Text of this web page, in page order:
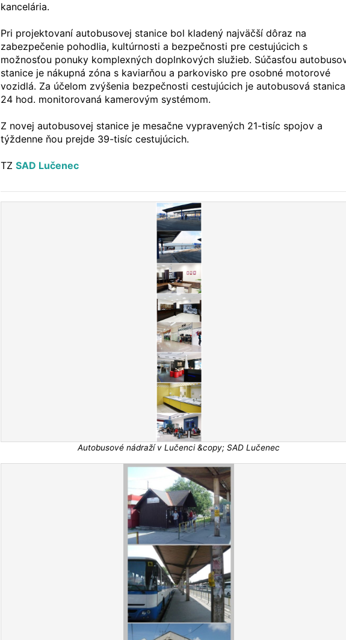
kancelária.
Pri projektovaní autobusovej stanice bol kladený najväčší dôraz na
zabezpečenie pohodlia, kultúrnosti a bezpečnosti pre cestujúcich s
možnosťou ponuky komplexných doplnkových služieb. Súčasťou
stanice je nákupná zóna s kaviarňou a parkovisko pre osobné motorové
vozidlá. Za účelom zvýšenia bezpečnosti cestujúcich je autobusová stanica
24 hod. monitorovaná kamerovým systémom.
Z novej autobusovej stanice je mesačne vypravených 21-tisíc spojov a
týždenne ňou prejde 39-tisíc cestujúcich.
TZSAD Lučenec
Autobusové nádraží v Lučenci &copy; SAD Lučenec